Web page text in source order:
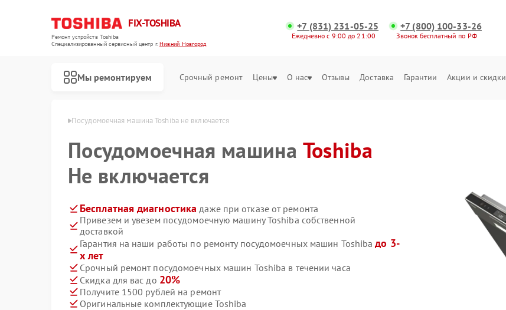
FIX-TOSHIBA
Ремонт устройств Toshiba
Специализированный cервисный центр г.Нижний Новгород
+7 (831) 231-05-25
Ежедневно с 9:00 до 21:00
+7 (800) 100-33-26
Звонок бесплатный по РФ
Мы ремонтируем Срочный ремонт Цены О нас Отзывы Доставка Гарантии Акции и скидки
Нижнем Новгороде Посудомоечная машина Toshiba не включается
Посудомоечная машина Toshiba
Не включается
Бесплатная диагностика даже при отказе от ремонта
Привезем и увезем посудомоечную машину Toshiba собственной
доставкой
Гарантия на наши работы по ремонту посудомоечных машин Toshibaдо 3-
х лет
Срочный ремонт посудомоечных машин Toshiba в течении часа
Скидка для вас до 20%
Получите 1500 рублей на ремонт
Оригинальные комплектующие Toshiba